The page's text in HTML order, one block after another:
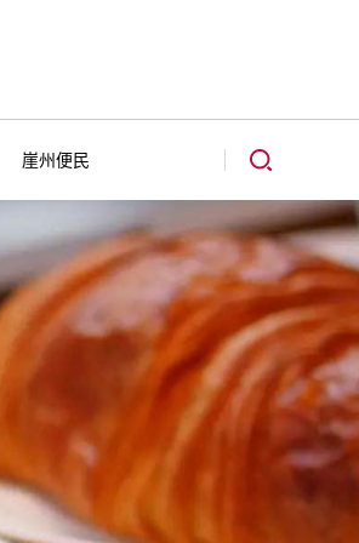
崖州便民